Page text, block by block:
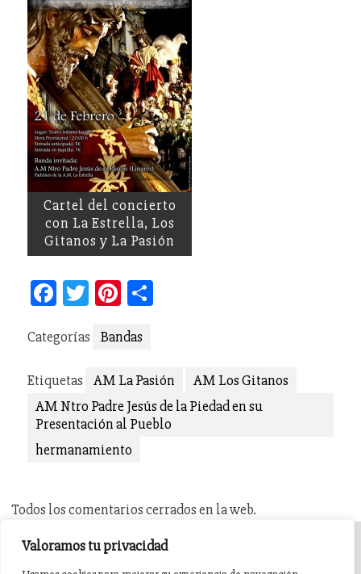
Valoramos tu privacidad
Cartel del concierto
con La Estrella, Los
Gitanos y La Pasión
Facebook
TwitterPinterest
Categorías Bandas
Etiquetas AM La Pasión
AM Los Gitanos
AM Ntro Padre Jesús de la Piedad en su
Presentación al Pueblo
hermanamiento
Todos los comentarios cerrados en la web.
INICIO AGENDA NOTICIAS DE PASIÓN